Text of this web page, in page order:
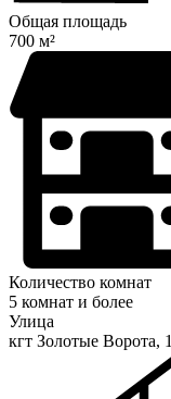
Общая площадь
700 м²
Количество комнат
5 комнат и более
Улица
кгт Золотые Ворота, 1